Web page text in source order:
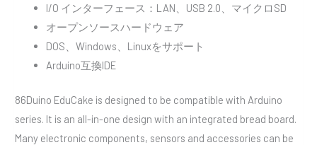
I/O インターフェース：LAN、USB 2.0、マイクロSD
オープンソースハードウェア
DOS、Windows、Linuxをサポート
Arduino互換IDE
86Duino EduCake is designed to be compatible with Arduino
series. It is an all-in-one design with an integrated bread board.
Many electronic components, sensors and accessories can be